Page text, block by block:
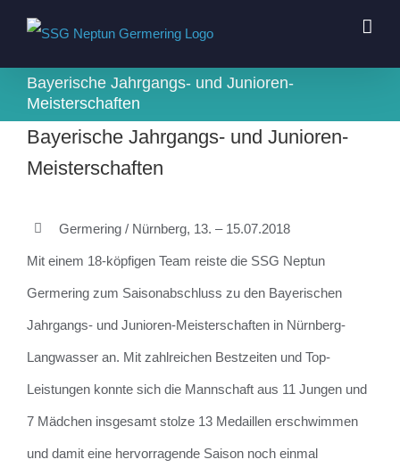
springenBayerische Jahrgangs- und Junioren-
Meisterschaften
Bayerische Jahrgangs- und Junioren-
Meisterschaften
Germering / Nürnberg, 13. – 15.07.2018
Mit einem 18-köpfigen Team reiste die SSG Neptun
Germering zum Saisonabschluss zu den Bayerischen
Jahrgangs- und Junioren-Meisterschaften in Nürnberg-
Langwasser an. Mit zahlreichen Bestzeiten und Top-
Leistungen konnte sich die Mannschaft aus 11 Jungen und
7 Mädchen insgesamt stolze 13 Medaillen erschwimmen
und damit eine hervorragende Saison noch einmal